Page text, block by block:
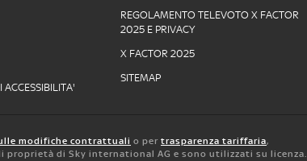
ACCESSIBILITA'
REGOLAMENTO TELEVOTO X FACTOR
2025 E PRIVACY
X FACTOR 2025
SITEMAP
modifiche contrattuali o per trasparenza tariffaria,
di Sky international AG e sono utilizzati su licenza.